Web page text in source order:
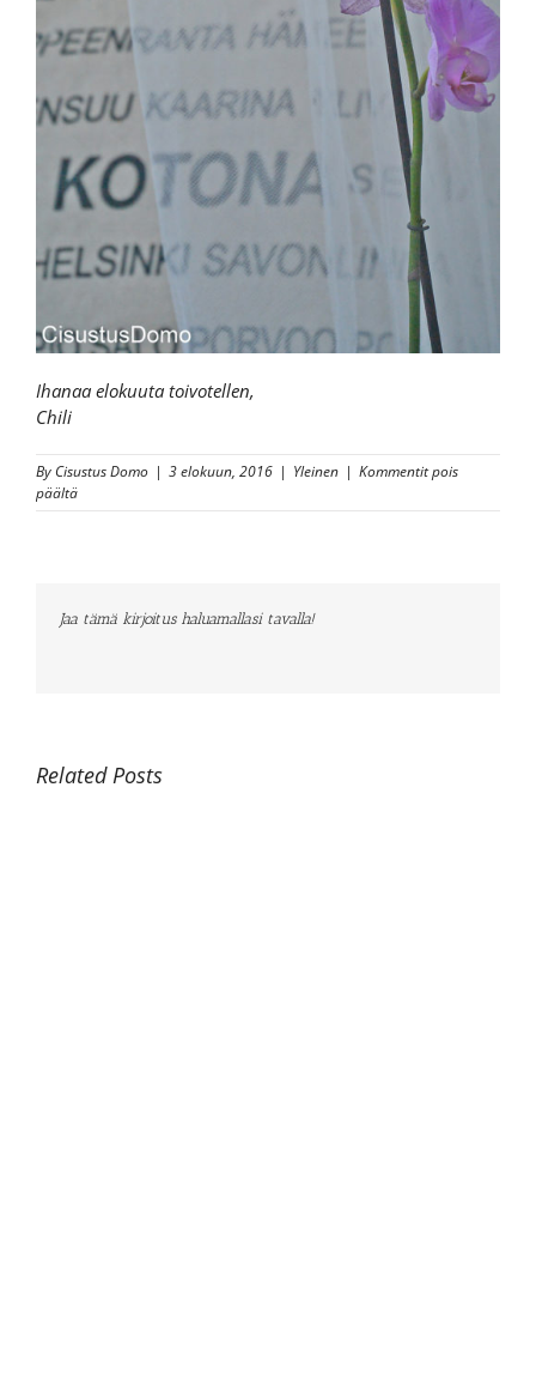
Ihanaa elokuuta toivotellen,
Chili
By Cisustus Domo | 3 elokuun, 2016 | Yleinen | Kommentit pois
päältäartikkelissa
Sisustetaan
Jaa tämä kirjoitus haluamallasi tavalla!
Related Posts